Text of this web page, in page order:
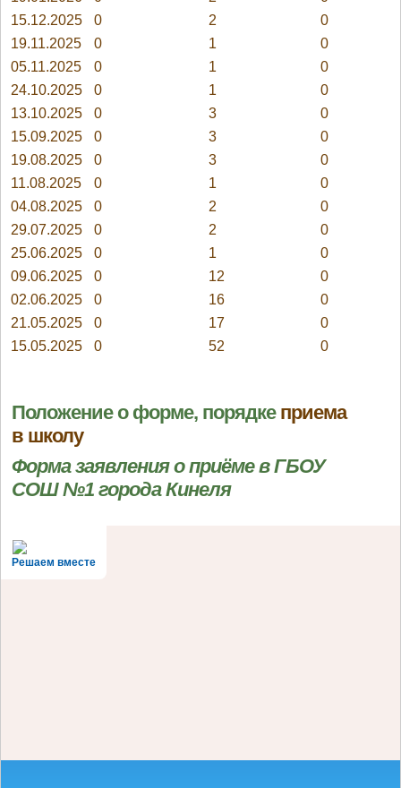
15.12.2025
0 2
0
19.11.2025
0 1
0
05.11.2025
0 1
0
24.10.2025
0 1
0
13.10.2025
0 3
0
15.09.2025
0 3
0
19.08.2025
0 3
0
11.08.2025
0 1
0
04.08.2025
0 2
0
29.07.2025
0 2
0
25.06.2025
0 1
0
09.06.2025
0 12
0
02.06.2025
0 16
0
21.05.2025
0 17
0
15.05.2025
0 52 0
Положение о форме, порядкеприема
в школу
Форма заявления о приёме в ГБОУ
СОШ №1 города Кинеля
Решаем вместе